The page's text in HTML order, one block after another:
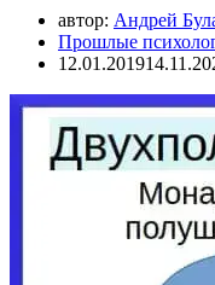
автор: Андрей
Прошлые
12.01.2019